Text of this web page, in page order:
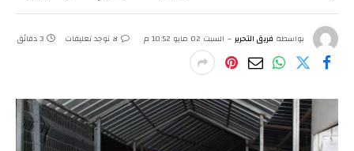
بواسطة فريق التحرير السبت 02 مايو 10:52 م لا توجد تعليقات 3 دقائق